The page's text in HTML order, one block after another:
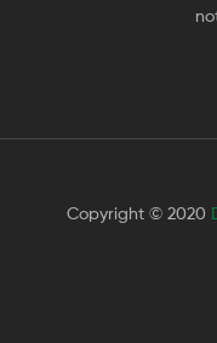
Copyright © 2020